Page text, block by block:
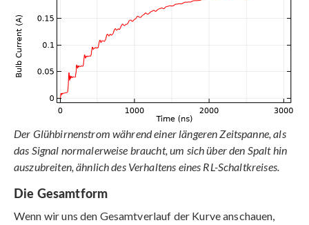
Der Glühbirnenstrom während einer längeren Zeitspanne, als
das Signal normalerweise braucht, um sich über den Spalt hin
auszubreiten, ähnlich des Verhaltens eines RL-Schaltkreises.
Die Gesamtform
Wenn wir uns den Gesamtverlauf der Kurve anschauen,